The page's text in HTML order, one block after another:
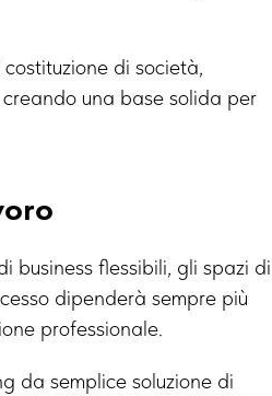
di società,
una base solida per
business flessibili, gli spazi di
dipenderà sempre più
professionale.
da semplice soluzione di